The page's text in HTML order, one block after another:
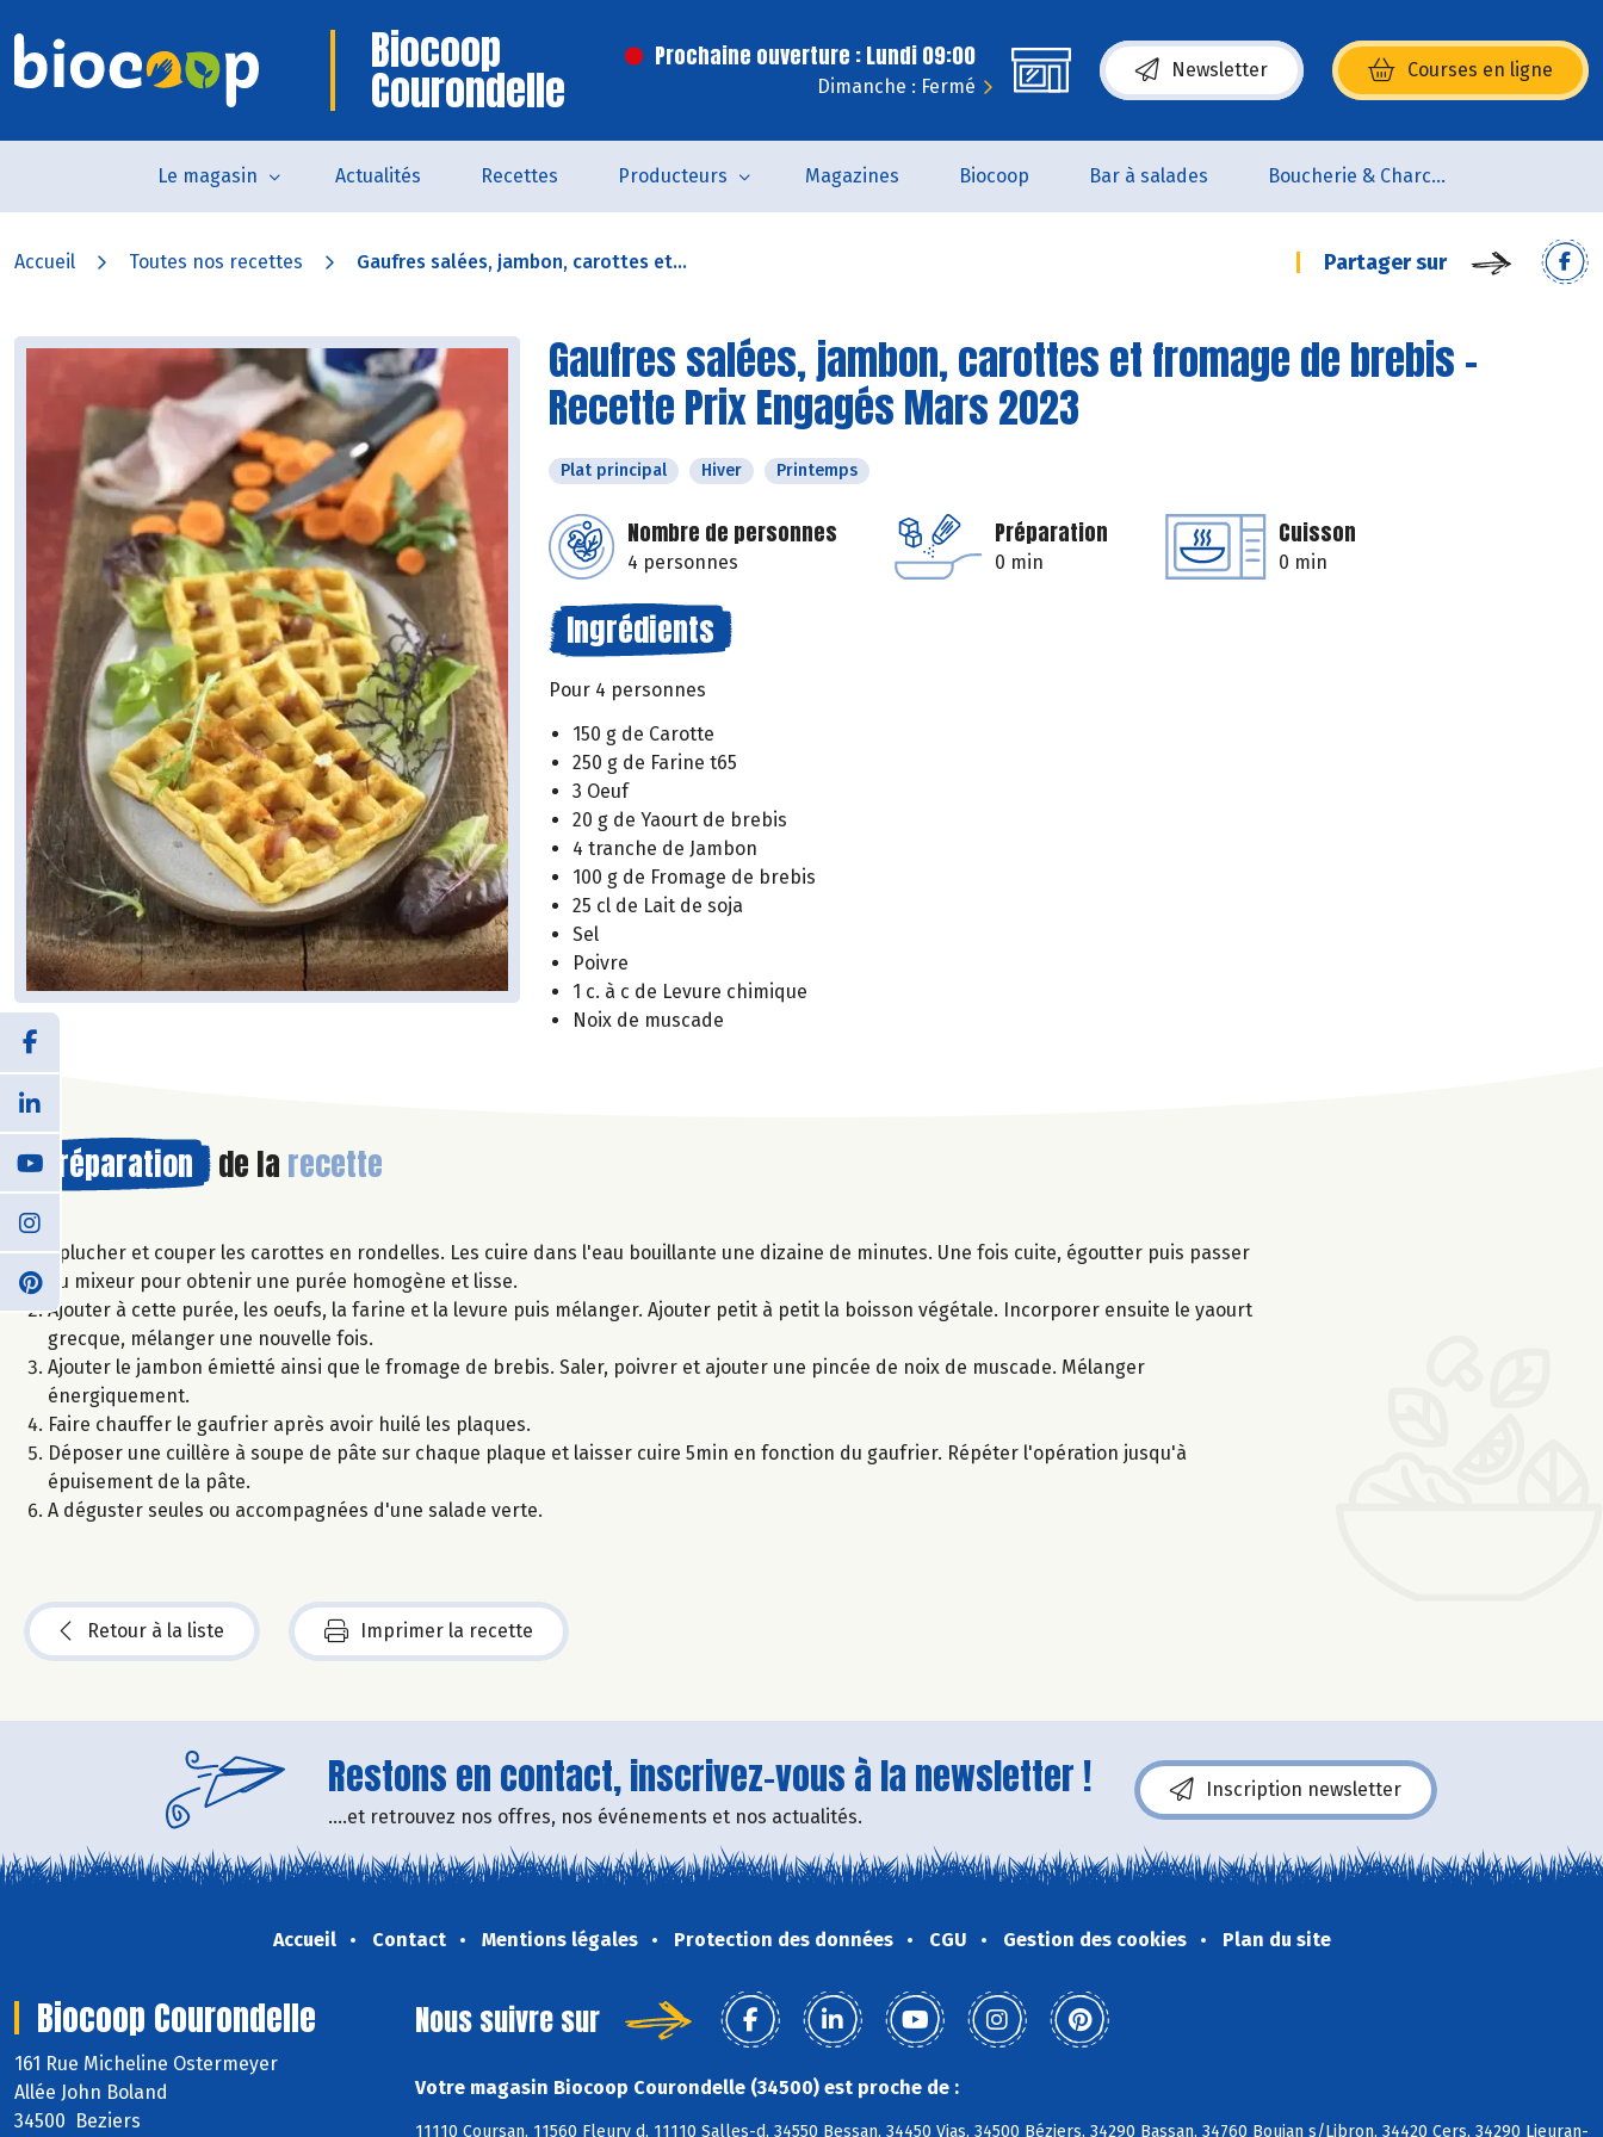
Biocoop
Courondelle
Prochaine ouverture : Lundi 09:00
Dimanche : Fermé
Newsletter Courses en ligne
(s’ouvre dans une nouvelle fenêtre)
Le magasin Actualités Recettes Producteurs Magazines Biocoop Bar à salades Boucherie & Charcuterie
Accueil Toutes nos recettes Gaufres salées, jambon, carottes et... Partager sur
Gaufres salées, jambon, carottes et fromage de brebis -
Recette Prix Engagés Mars 2023
Plat principal Hiver Printemps
Nombre de personnes
4 personnes
Préparation
0 min
Cuisson
0 min
Ingrédients
Pour 4 personnes
150 g de Carotte
250 g de Farine t65
3 Oeuf
20 g de Yaourt de brebis
4 tranche de Jambon
100 g de Fromage de brebis
25 cl de Lait de soja
Sel
Poivre
1 c. à c de Levure chimique
Noix de muscade
Préparation de la recette
Eplucher et couper les carottes en rondelles. Les cuire dans l'eau bouillante une dizaine de minutes. Une fois cuite, égoutter puis passer
au mixeur pour obtenir une purée homogène et lisse.
Ajouter à cette purée, les oeufs, la farine et la levure puis mélanger. Ajouter petit à petit la boisson végétale. Incorporer ensuite le yaourt
grecque, mélanger une nouvelle fois.
Ajouter le jambon émietté ainsi que le fromage de brebis. Saler, poivrer et ajouter une pincée de noix de muscade. Mélanger
énergiquement.
Faire chauffer le gaufrier après avoir huilé les plaques.
Déposer une cuillère à soupe de pâte sur chaque plaque et laisser cuire 5min en fonction du gaufrier. Répéter l'opération jusqu'à
épuisement de la pâte.
A déguster seules ou accompagnées d'une salade verte.
Retour à la liste Imprimer la recette
Restons en contact, inscrivez-vous à la newsletter !
....et retrouvez nos offres, nos événements et nos actualités.
Inscription newsletter
Accueil Contact Mentions légales Protection des données CGU Gestion des cookies Plan du site
Biocoop Courondelle
161 Rue Micheline Ostermeyer
Allée John Boland
34500 Beziers
Nous suivre sur
Votre magasin Biocoop Courondelle (34500) est proche de :
11110 Coursan, 11560 Fleury d, 11110 Salles-d, 34550 Bessan, 34450 Vias, 34500 Béziers, 34290 Bassan, 34760 Boujan s/Libron, 34420 Cers, 34290 Lieuran-